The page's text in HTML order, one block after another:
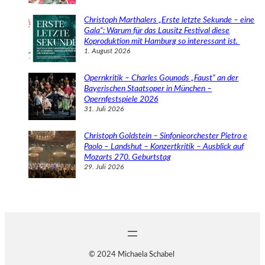
Christoph Marthalers „Erste letzte Sekunde – eine
Gala“: Warum für das Lausitz Festival diese
Koproduktion mit Hamburg so interessant ist.
1. August 2026
Opernkritik – Charles Gounods „Faust“ an der
Bayerischen Staatsoper in München –
Opernfestspiele 2026
31. Juli 2026
Christoph Goldstein – Sinfonieorchester Pietro e
Paolo – Landshut – Konzertkritik – Ausblick auf
Mozarts 270. Geburtstag
29. Juli 2026
© 2024 Michaela Schabel